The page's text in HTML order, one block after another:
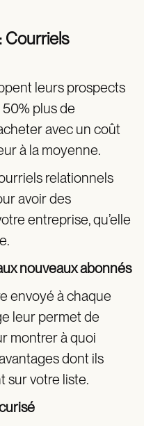
Courriels
leurs prospects
plus de
avec un coût
à la moyenne.
relationnels
avoir des
entreprise, qu’elle
nouveaux abonnés
envoyé à chaque
leur permet de
montrer à quoi
dont ils
sur votre liste.